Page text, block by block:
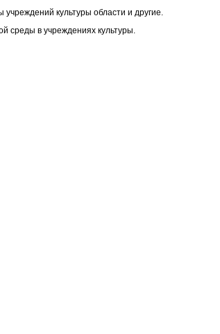
культуры области и другие.
среды в учреждениях культуры.